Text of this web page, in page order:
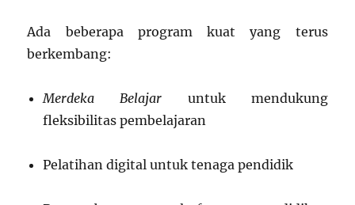
Ada beberapa program kuat yang terus
berkembang:
Merdeka Belajar untuk mendukung
fleksibilitas pembelajaran
Pelatihan digital untuk tenaga pendidik